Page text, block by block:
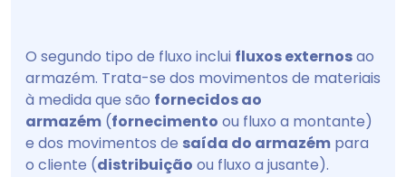
O segundo tipo de fluxo inclui fluxos externosao
armazém. Trata-se dos movimentos de materiais
à medida que são fornecidos ao
armazém (fornecimento ou fluxo a montante)
e dos movimentos de saída do armazém para
o cliente (distribuição ou fluxo a jusante).